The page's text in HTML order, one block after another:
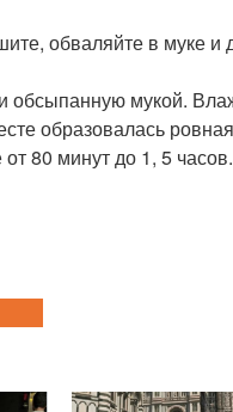
обваляйте в муке и
обсыпанную мукой.
образовалась
80 минут до 1, 5